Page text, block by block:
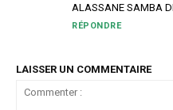
ALASSANE SAMBA
RÉPONDRE
LAISSER UN COMMENTAIRE